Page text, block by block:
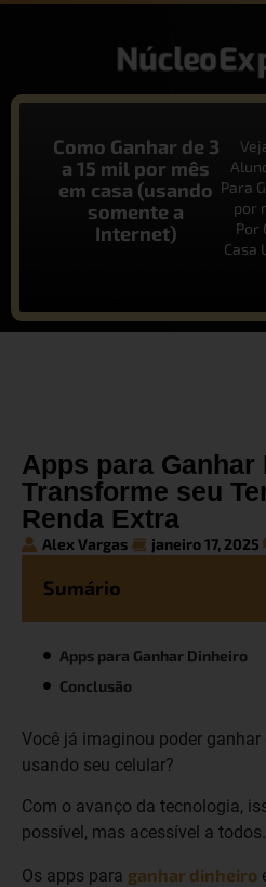
Como Ganhar de 3
a 15 mil por mês
em casa (usando
somente a
Internet)
Para
por
Por
Casa
Apps para Ganhar
Transforme seu
Renda Extra
Alex Vargas janeiro 17, 2025
Sumário
Apps para Ganhar Dinheiro
Conclusão
Você já imaginou poder
usando seu celular?
Com o avanço da tecnologia,
possível, mas acessível a todos.
Os apps para ganhar dinheiro